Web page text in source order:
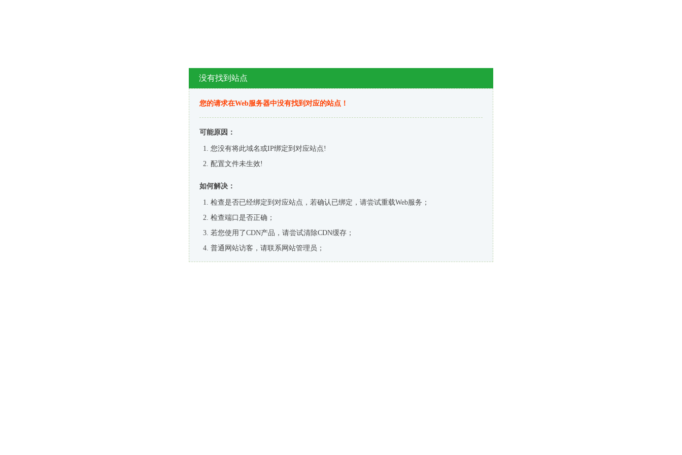
没有找到站点
您的请求在Web服务器中没有找到对应的站点！
可能原因：
您没有将此域名或IP绑定到对应站点!
配置文件未生效!
如何解决：
检查是否已经绑定到对应站点，若确认已绑定，请尝试重载Web服务；
检查端口是否正确；
若您使用了CDN产品，请尝试清除CDN缓存；
普通网站访客，请联系网站管理员；